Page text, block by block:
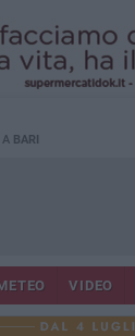
A BARI
VIDEO